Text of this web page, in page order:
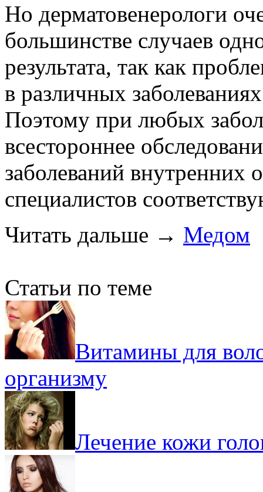
Но дерматовенерологи
большинстве случаев
результата, так как
в различных
Поэтому при любых
всестороннее
заболеваний внутренних
специалистов
Читать дальше → Медом
Статьи по теме
Витамины для
организму
Лечение кожи